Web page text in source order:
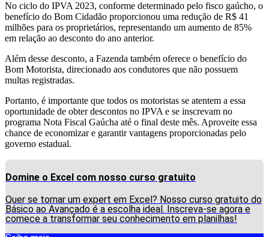
No ciclo do IPVA 2023, conforme determinado pelo fisco gaúcho, o
benefício do Bom Cidadão proporcionou uma redução de R$ 41
milhões para os proprietários, representando um aumento de 85%
em relação ao desconto do ano anterior.
Além desse desconto, a Fazenda também oferece o benefício do
Bom Motorista, direcionado aos condutores que não possuem
multas registradas.
Portanto, é importante que todos os motoristas se atentem a essa
oportunidade de obter descontos no IPVA e se inscrevam no
programa Nota Fiscal Gaúcha até o final deste mês. Aproveite essa
chance de economizar e garantir vantagens proporcionadas pelo
governo estadual.
Domine o Excel com nosso curso gratuito
Quer se tornar um expert em Excel? Nosso curso gratuito do
Básico ao Avançado é a escolha ideal. Inscreva-se agora e
comece a transformar seu conhecimento em planilhas!